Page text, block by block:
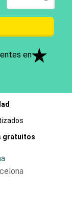
en
gratuitos